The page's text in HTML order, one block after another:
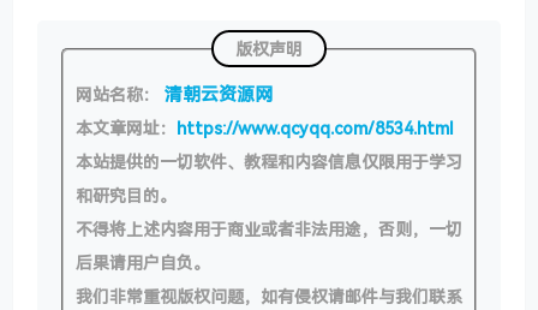
版权声明
网站名称： 清朝云资源网
本文章网址： https://www.qcyqq.com/8534.html
本站提供的一切软件、教程和内容信息仅限用于学习
和研究目的。
不得将上述内容用于商业或者非法用途，否则，一切
后果请用户自负。
我们非常重视版权问题，如有侵权请邮件与我们联系